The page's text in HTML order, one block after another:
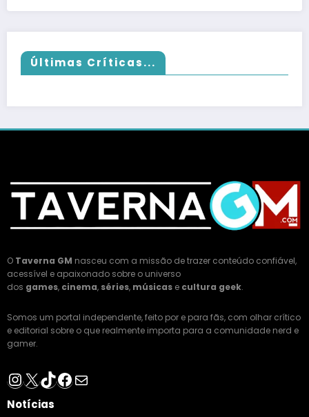
Últimas Críticas...
O Taverna GM nasceu com a missão de trazer conteúdo confiável,
acessível e apaixonado sobre o universo
dos games, cinema, séries, músicas e cultura geek.
Somos um portal independente, feito por e para fãs, com olhar crítico
e editorial sobre o que realmente importa para a comunidade nerd e
gamer.
Instagram
X TikTok
Facebook
E-mail
Notícias